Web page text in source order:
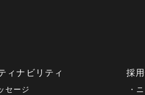
ィナビリティ
セージ
採